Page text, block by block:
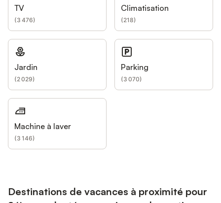
TV
(3 476)
Climatisation
(218)
Jardin
(2 029)
Parking
(3 070)
Machine à laver
(3 146)
Destinations de vacances à proximité pour